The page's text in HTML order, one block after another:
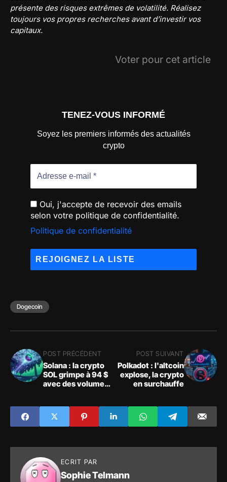
présente des risques extrêmes de volatilité. Réalisez
toujours vos propres recherches avant d’investir vos
capitaux.
Voter pour cet article
TENEZ-VOUS INFORMÉ
Soyez les premiers informés des actualités
crypto
Oui, j'accepte de recevoir des emails
selon votre politique de confidentialité.
Politique de confidentialité
Dogecoin
POST PRÉCÉDENT
Solana : la crypto
SOL grimpe à 94 $
avec des volumes
POST SUIVANT
Polkadot : l'altcoin
explose, la crypto
en surchauffe
ECRIT PAR
Sophie Telmann